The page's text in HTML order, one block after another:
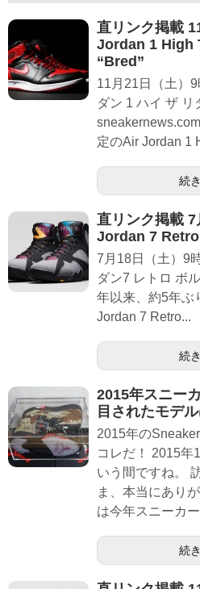
直リンク掲載
Jordan 1 High
“Bred”
11月21日（土）
ダン 1 ハイ ザ リ
定のAir Jordan 1
続
直リンク掲載
Jordan 7
7月18日（土）9
ダン7 レトロ ボ
年以来、約5年ぶ
Jordan 7 Retro...
続
2015年スニー
目されたモデ
2015年の
コレだ！ 2015年
いう間ですね。
ま、本当にあり
は今年スニーカ
続